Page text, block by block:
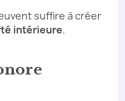
suffire à créer
intérieure.